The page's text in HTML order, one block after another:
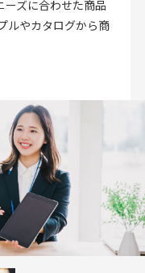
ーズに合わせた商品
ルやカタログから商